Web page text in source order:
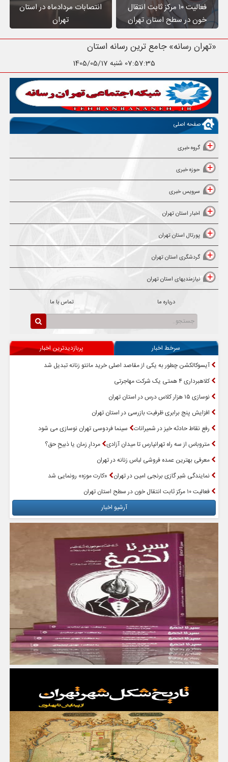
فعالیت ۱۰ مرکز ثابت انتقال
خون در سطح استان تهران
انتصابات مردادماه در استان
تهران
«تهران رسانه» جامع ترین رسانه استان تهران
07:57:36 شنبه 1405/05/17
صفحه اصلی
گروه خبری
حوزه خبری
سرویس خبری
اخبار استان تهران
پورتال استان تهران
گردشگری استان تهران
نیازمندیهای استان تهران
درباره ما تماس با ما
سرخط اخبار
پربازدیدترین اخبار
آیسوکالکشن چطور به یکی از مقاصد اصلی خرید مانتو زنانه تبدیل شد
کلاهبرداری ۴ همتی یک شرکت مهاجرتی
نوسازی ۱۵ هزار کلاس درس در استان تهران
افزایش پنج برابری ظرفیت بازرسی در استان تهران
رفع نقاط حادثه خیز در شمیرانات
سینما فردوسی تهران نوسازی می شود
متروباس از سه راه تهرانپارس تا میدان آزادی مردارِ زمان یا ذبیحِ حق؟
معرفی بهترین عمده فروشی لباس زنانه در تهران
نمایندگی شیر گازی برنجی امین در تهران
«کارت موزه» رونمایی شد
فعالیت ۱۰ مرکز ثابت انتقال خون در سطح استان تهران
آرشیو اخبار